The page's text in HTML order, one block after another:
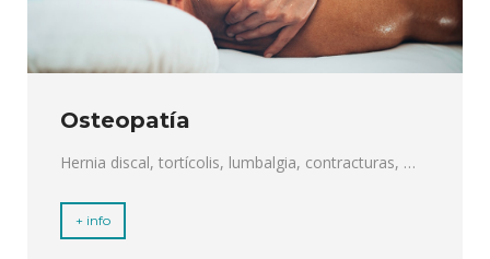
Osteopatía
Hernia discal, tortícolis, lumbalgia, contracturas, …
+ info